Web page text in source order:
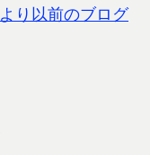
より以前のブログ